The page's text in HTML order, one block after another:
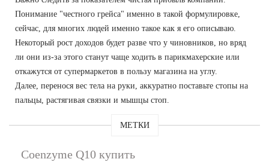
Понимание "честного грейса" именно в такой формулировке,
сейчас, для многих людей именно такое как я его описываю.
Некоторый рост доходов будет разве что у чиновников, но вряд
ли они из-за этого станут чаще ходить в парикмахерские или
откажутся от супермаркетов в пользу магазина на углу.
Далее, перенося вес тела на руки, аккуратно поставьте стопы на
пальцы, растягивая связки и мышцы стоп.
МЕТКИ
Coenzyme Q10 купить